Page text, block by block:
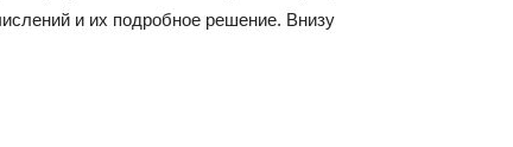
и их подробное решение. Внизу